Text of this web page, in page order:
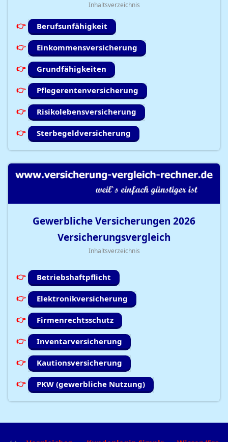
Inhaltsverzeichnis
Berufsunfähigkeit
Einkommensversicherung
Grundfähigkeiten
Pflegerentenversicherung
Risikolebensversicherung
Sterbegeldversicherung
Gewerbliche Versicherungen 2026
Versicherungsvergleich
Inhaltsverzeichnis
Betriebshaftpflicht
Elektronikversicherung
Firmenrechtsschutz
Inventarversicherung
Kautionsversicherung
PKW (gewerbliche Nutzung)